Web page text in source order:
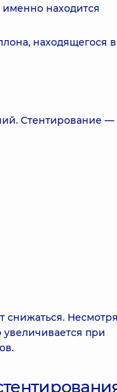
именно находится
находящегося
Стентирование —
снижаться.
при